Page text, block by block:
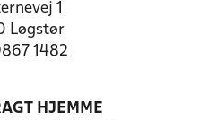
1
Løgstør
1482
HJEMME